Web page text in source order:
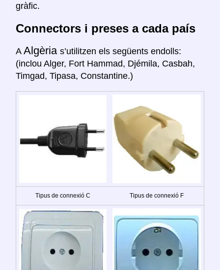
gràfic.
Connectors i preses a cada país
A Algèria s’utilitzen els següents endolls:
(inclou Alger, Fort Hammad, Djémila, Casbah,
Timgad, Tipasa, Constantine.)
Tipus de connexió C Tipus de connexió F